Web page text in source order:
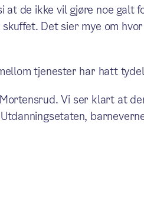
at de ikke vil gjøre noe galt
Det sier mye om
tjenester har hatt
Vi ser klart at